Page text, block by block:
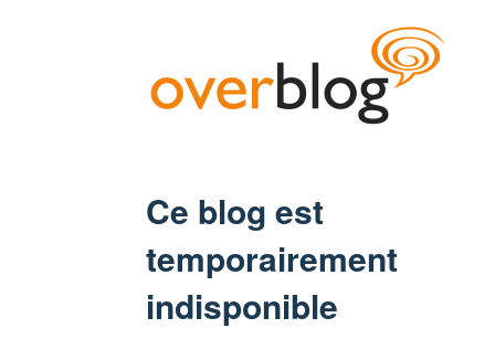
Ce blog est
temporairement
indisponible